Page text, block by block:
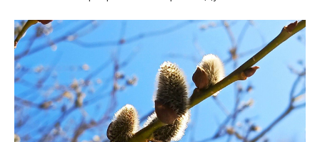
Благоустройство